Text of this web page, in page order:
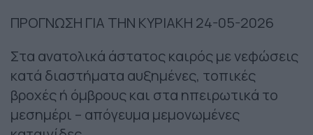
ΠΡΟΓΝΩΣΗ ΓΙΑ ΤΗΝ ΚΥΡΙΑΚΗ 24-05-2026
Στα ανατολικά άστατος καιρός με νεφώσεις
κατά διαστήματα αυξημένες, τοπικές
βροχές ή όμβρους και στα ηπειρωτικά το
μεσημέρι – απόγευμα μεμονωμένες